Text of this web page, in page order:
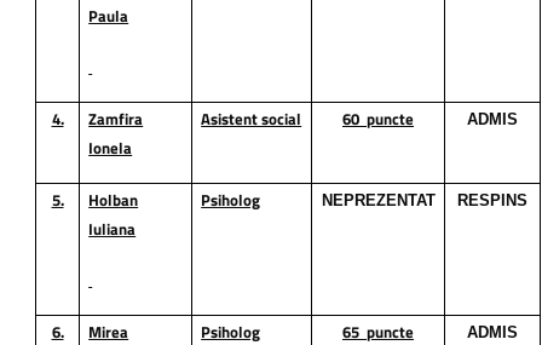
Paula
4.
Zamfira
Ionela
Asistent social 60 puncte ADMIS
5.
Holban
Iuliana
Psiholog NEPREZENTAT RESPINS
6. Mirea Psiholog 65 puncte ADMIS